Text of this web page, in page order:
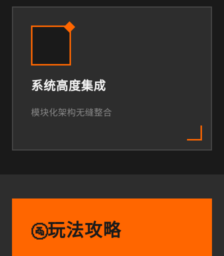
系统高度集成
模块化架构无缝整合
🚰玩法攻略